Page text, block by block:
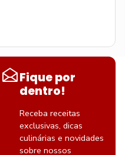
Fique por
dentro!
Receba receitas
exclusivas, dicas
culinárias e novidades
sobre nossos